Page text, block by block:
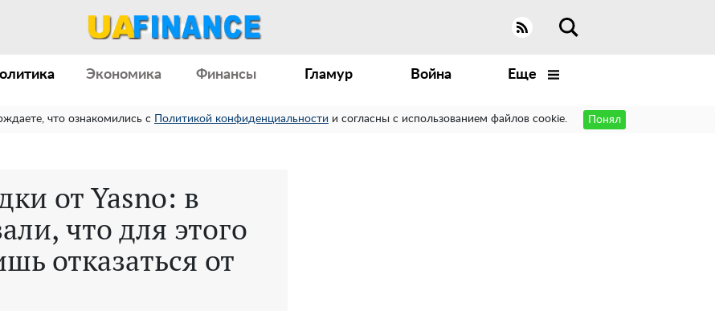
Экономика Финансы Гламур Война Еще
что ознакомились с Политикой конфиденциальности и согласны с использованием файлов cookie. Понял
от Yasno: в
что для этого
отказаться от